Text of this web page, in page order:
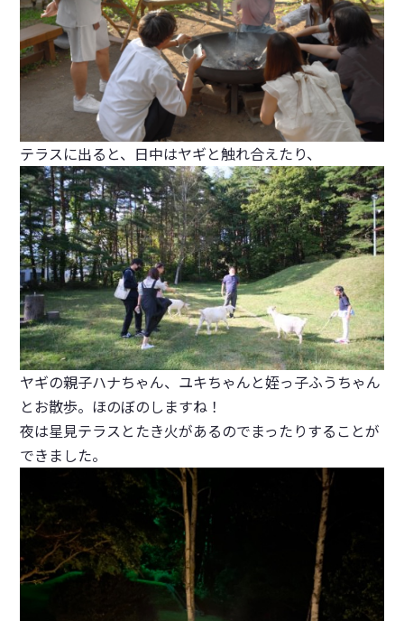
テラスに出ると、日中はヤギと触れ合えたり、
ヤギの親子ハナちゃん、ユキちゃんと姪っ子ふうちゃん
とお散歩。ほのぼのしますね！
夜は星見テラスとたき火があるのでまったりすることが
できました。